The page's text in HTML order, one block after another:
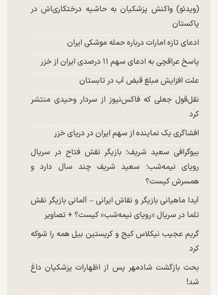
(ویدئو) واکنش پزشکیان به حاشیه درختکاری‌اش در
پاکستان
ادعای تازه امارات درباره حمله موشکی ایران
پاسخ عراقچی به ادعای سهم ۱۱ درصدی ایران از خزر
علت افزایش مبلغ قبض آب در تابستان
نقل‌قول جعلی که فاکس‌نیوز از سردار وحیدی منتشر
کرد
افشاگری یک نماینده از سهم ایران در دریای خزر
بیوگرافی سعید شریف؛ بازیگر نقش فتاح در سریال
رویای نیمه‌شب؛ سعید شریف چند سال دارد و
همسرش کیست؟
آیدا ماهیانی بازیگر و نقاش ایرانی – آلمانی بازیگر نقش
تلما در سریال «رویای نیمه‌شب» کیست؟ + تصاویر
گریم عجیب نیکلاس کیج و کریستین بیل همه را شوکه
کرد
بحث بازگشت شادمهر پس از اظهارات پزشکیان داغ
شد!